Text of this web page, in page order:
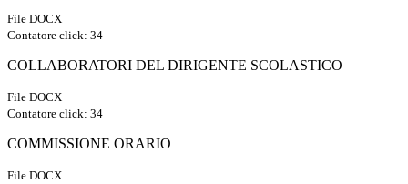
File DOCX
Contatore click: 34
COLLABORATORI DEL DIRIGENTE SCOLASTICO
File DOCX
Contatore click: 34
COMMISSIONE ORARIO
File DOCX